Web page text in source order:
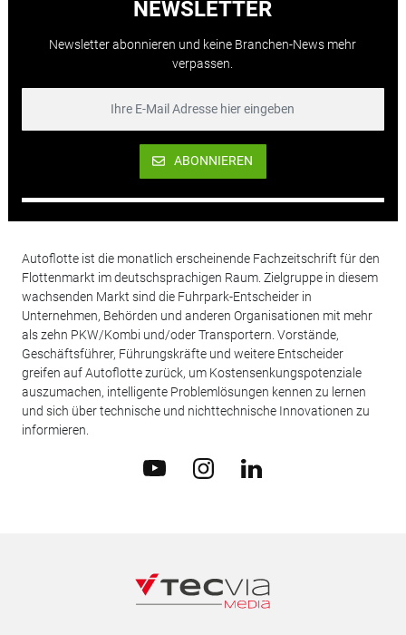
NEWSLETTER
Newsletter abonnieren und keine Branchen-News mehr
verpassen.
ABONNIEREN
Autoflotte ist die monatlich erscheinende Fachzeitschrift für den
Flottenmarkt im deutschsprachigen Raum. Zielgruppe in diesem
wachsenden Markt sind die Fuhrpark-Entscheider in
Unternehmen, Behörden und anderen Organisationen mit mehr
als zehn PKW/Kombi und/oder Transportern. Vorstände,
Geschäftsführer, Führungskräfte und weitere Entscheider
greifen auf Autoflotte zurück, um Kostensenkungspotenziale
auszumachen, intelligente Problemlösungen kennen zu lernen
und sich über technische und nichttechnische Innovationen zu
informieren.